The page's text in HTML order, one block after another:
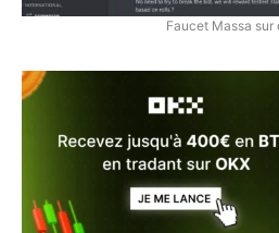
Faucet Massa sur